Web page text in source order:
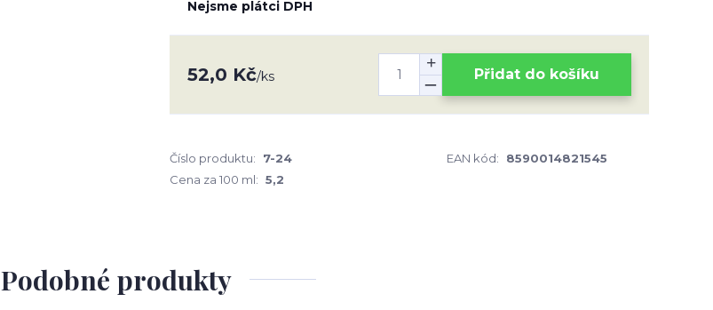
Nejsme plátci DPH
52,0 Kč/ks Přidat do košíku
Číslo produktu: 7-24 EAN kód:
8590014821545
Cena za 100 ml: 5,2
Podobné produkty